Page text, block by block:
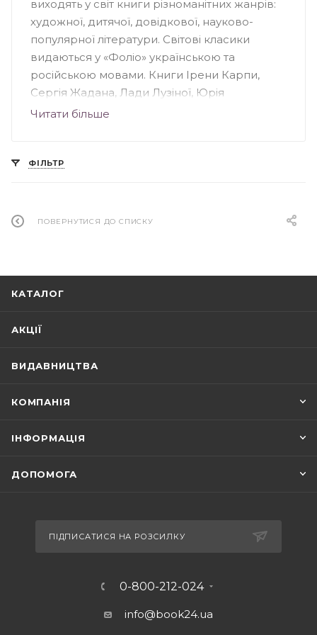
виходять у світ книги різноманітних жанрів:
художної, дитячої, довідкової, науково-
популярної літератури. Світові класики
видаються у «Фоліо» українською та
російською мовами. Книги Ірени Карпи,
Сергія Жадана, Лади Лузіної, Юрія
Андруховича, Андрія Кокотюхи та інших
серій, серед яких: «Домашня бібліотека»,
Читати більше
ФІЛЬТР
ПОВЕРНУТИСЯ ДО СПИСКУ
КАТАЛОГ
АКЦІЇ
ВИДАВНИЦТВА
КОМПАНІЯ
ІНФОРМАЦІЯ
ДОПОМОГА
ПІДПИСАТИСЯ НА РОЗСИЛКУ
0-800-212-024
info@book24.ua